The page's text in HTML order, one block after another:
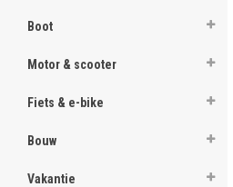
Boot
Motor & scooter
Fiets & e-bike
Bouw
Vakantie